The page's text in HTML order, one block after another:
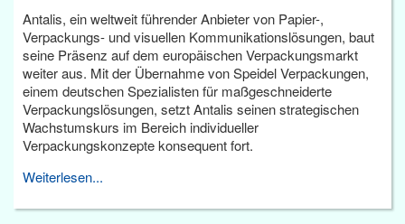
Antalis, ein weltweit führender Anbieter von Papier-,
Verpackungs- und visuellen Kommunikationslösungen, baut
seine Präsenz auf dem europäischen Verpackungsmarkt
weiter aus. Mit der Übernahme von Speidel Verpackungen,
einem deutschen Spezialisten für maßgeschneiderte
Verpackungslösungen, setzt Antalis seinen strategischen
Wachstumskurs im Bereich individueller
Verpackungskonzepte konsequent fort.
Weiterlesen...